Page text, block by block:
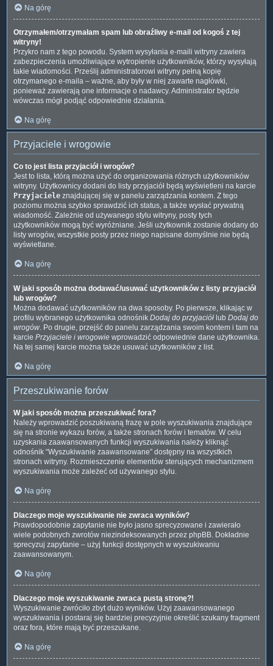
Na górę
Otrzymałem/otrzymałam spam lub obraźliwy e-mail od kogoś z tej
witryny!
Przykro nam z tego powodu. System wysyłania e-maili witryny zawiera
zabezpieczenia umożliwiające wytropienie użytkowników, którzy wysyłają
takie wiadomości. Prześlij administratorowi witryny pełną kopię
otrzymanego e-maila – ważne, aby były w niej zawarte nagłówki,
ponieważ zawierają one informacje o nadawcy. Administrator będzie
wówczas mógł podjąć odpowiednie działania.
Na górę
Przyjaciele i wrogowie
Co to jest lista przyjaciół i wrogów?
Jest to lista, którą można użyć do organizowania różnych użytkowników
witryny. Użytkownicy dodani do listy przyjaciół będą wyświetleni na karcie
Przyjaciele znajdującej się w panelu zarządzania kontem. Z tego
poziomu można szybko sprawdzić ich status, a także wysłać prywatną
wiadomość. Zależnie od używanego stylu witryny, posty tych
użytkowników mogą być wyróżniane. Jeśli użytkownik zostanie dodany do
listy wrogów, wszystkie posty przez niego napisane domyślnie nie będą
wyświetlane.
Na górę
W jaki sposób można dodawać/usuwać użytkowników z listy przyjaciół
lub wrogów?
Można dodawać użytkowników na dwa sposoby. Po pierwsze, klikając w
profilu wybranego użytkownika odnośnik Dodaj do przyjaciół lub Dodaj do
wrogów. Po drugie, przejść do panelu zarządzania swoim kontem i tam na
karcie Przyjaciele i wrogowie wprowadzić odpowiednie dane użytkownika.
Na tej samej karcie można także usuwać użytkowników z list.
Na górę
Przeszukiwanie forów
W jaki sposób można przeszukiwać fora?
Należy wprowadzić poszukiwaną frazę w pole wyszukiwania znajdujące
się na stronie wykazu forów, a także stronach forów i tematów. W celu
uzyskania zaawansowanych funkcji wyszukiwania należy kliknąć
odnośnik “Wyszukiwanie zaawansowane” dostępny na wszystkich
stronach witryny. Rozmieszczenie elementów sterujących mechanizmem
wyszukiwania może zależeć od używanego stylu.
Na górę
Dlaczego moje wyszukiwanie nie zwraca wyników?
Prawdopodobnie zapytanie nie było jasno sprecyzowane i zawierało
wiele podobnych zwrotów niezindeksowanych przez phpBB. Dokładnie
sprecyzuj zapytanie – użyj funkcji dostępnych w wyszukiwaniu
zaawansowanym.
Na górę
Dlaczego moje wyszukiwanie zwraca pustą stronę?!
Wyszukiwanie zwróciło zbyt dużo wyników. Użyj zaawansowanego
wyszukiwania i postaraj się bardziej precyzyjnie określić szukany fragment
oraz fora, które mają być przeszukane.
Na górę